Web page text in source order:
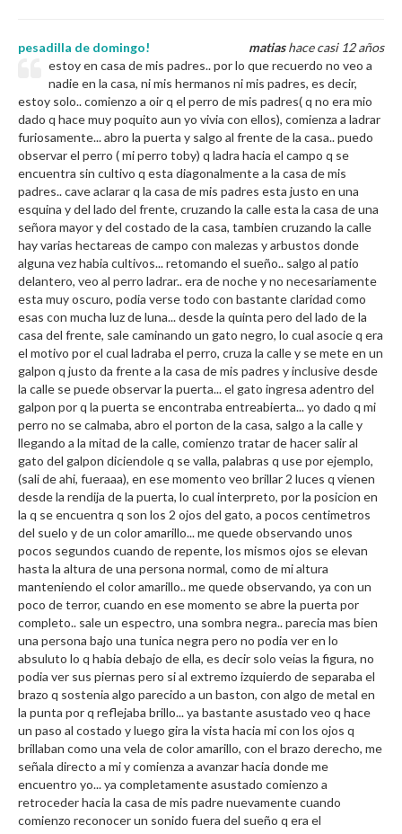
matiashace casi 12 años
pesadilla de domingo!
estoy en casa de mis padres.. por lo que recuerdo no veo a
nadie en la casa, ni mis hermanos ni mis padres, es decir,
estoy solo.. comienzo a oir q el perro de mis padres( q no era mio
dado q hace muy poquito aun yo vivia con ellos), comienza a ladrar
furiosamente... abro la puerta y salgo al frente de la casa.. puedo
observar el perro ( mi perro toby) q ladra hacia el campo q se
encuentra sin cultivo q esta diagonalmente a la casa de mis
padres.. cave aclarar q la casa de mis padres esta justo en una
esquina y del lado del frente, cruzando la calle esta la casa de una
señora mayor y del costado de la casa, tambien cruzando la calle
hay varias hectareas de campo con malezas y arbustos donde
alguna vez habia cultivos... retomando el sueño.. salgo al patio
delantero, veo al perro ladrar.. era de noche y no necesariamente
esta muy oscuro, podia verse todo con bastante claridad como
esas con mucha luz de luna... desde la quinta pero del lado de la
casa del frente, sale caminando un gato negro, lo cual asocie q era
el motivo por el cual ladraba el perro, cruza la calle y se mete en un
galpon q justo da frente a la casa de mis padres y inclusive desde
la calle se puede observar la puerta... el gato ingresa adentro del
galpon por q la puerta se encontraba entreabierta... yo dado q mi
perro no se calmaba, abro el porton de la casa, salgo a la calle y
llegando a la mitad de la calle, comienzo tratar de hacer salir al
gato del galpon diciendole q se valla, palabras q use por ejemplo,
(sali de ahi, fueraaa), en ese momento veo brillar 2 luces q vienen
desde la rendija de la puerta, lo cual interpreto, por la posicion en
la q se encuentra q son los 2 ojos del gato, a pocos centimetros
del suelo y de un color amarillo... me quede observando unos
pocos segundos cuando de repente, los mismos ojos se elevan
hasta la altura de una persona normal, como de mi altura
manteniendo el color amarillo.. me quede observando, ya con un
poco de terror, cuando en ese momento se abre la puerta por
completo.. sale un espectro, una sombra negra.. parecia mas bien
una persona bajo una tunica negra pero no podia ver en lo
absuluto lo q habia debajo de ella, es decir solo veias la figura, no
podia ver sus piernas pero si al extremo izquierdo de separaba el
brazo q sostenia algo parecido a un baston, con algo de metal en
la punta por q reflejaba brillo... ya bastante asustado veo q hace
un paso al costado y luego gira la vista hacia mi con los ojos q
brillaban como una vela de color amarillo, con el brazo derecho, me
señala directo a mi y comienza a avanzar hacia donde me
encuentro yo... ya completamente asustado comienzo a
retroceder hacia la casa de mis padre nuevamente cuando
comienzo reconocer un sonido fuera del sueño q era el